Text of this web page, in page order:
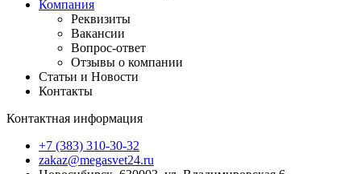
Компания
Реквизиты
Вакансии
Вопрос-ответ
Отзывы о компании
Статьи и Новости
Контакты
Контактная информация
+7 (383) 310-30-32
zakaz@megasvet24.ru